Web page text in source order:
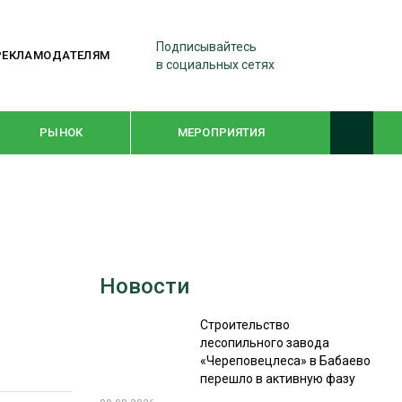
Подписывайтесь
в социальных сетях
РЫНОК МЕРОПРИЯТИЯ
WOODEX-2021
СУШКА ДРЕВЕСИНЫ
Новости
Строительство
лесопильного завода
«Череповецлеса» в Бабаево
перешло в активную фазу